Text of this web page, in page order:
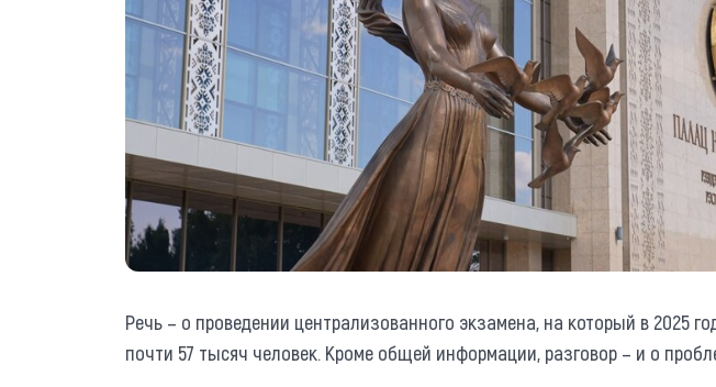
Речь – о проведении централизованного экзамена, на который в 2025
почти 57 тысяч человек. Кроме общей информации, разговор – и о